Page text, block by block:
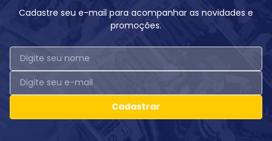
Cadastre seu e-mail para acompanhar as novidades e
promoções.
Cadastrar